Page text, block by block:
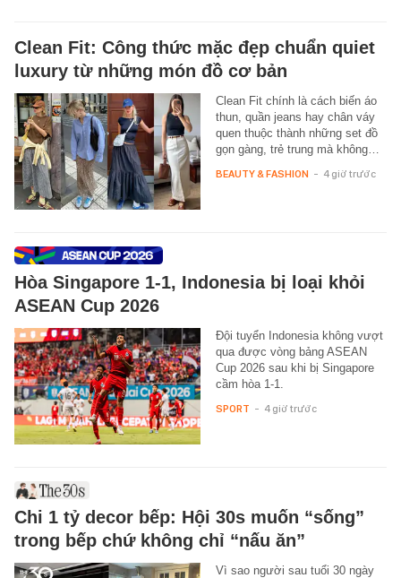
Clean Fit: Công thức mặc đẹp chuẩn quiet
luxury từ những món đồ cơ bản
Clean Fit chính là cách biến áo
thun, quần jeans hay chân váy
quen thuộc thành những set đồ
gọn gàng, trẻ trung mà không…
BEAUTY & FASHION - 4 giờ trước
Hòa Singapore 1-1, Indonesia bị loại khỏi
ASEAN Cup 2026
Đội tuyển Indonesia không vượt
qua được vòng bảng ASEAN
Cup 2026 sau khi bị Singapore
cầm hòa 1-1.
SPORT - 4 giờ trước
Chi 1 tỷ decor bếp: Hội 30s muốn “sống”
trong bếp chứ không chỉ “nấu ăn”
Vì sao người sau tuổi 30 ngày